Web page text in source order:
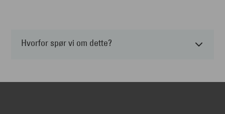
Hvorfor spør vi om dette?